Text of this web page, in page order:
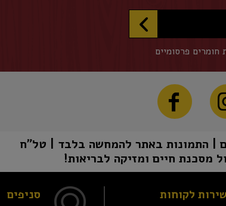
פרסומיים
מסכנת חיים ומזיקה לבריאות!
שירות לקוחות סניפים